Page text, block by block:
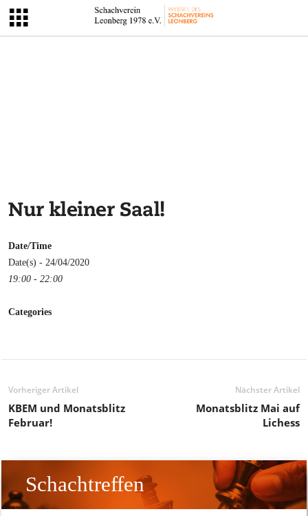
Nur kleiner Saal!
Date/Time
Date(s) - 24/04/2020
19:00 - 22:00
Categories
Vorheriger Artikel
KBEM und Monatsblitz
Februar!
Nächster Artikel
Monatsblitz Mai auf
Lichess
Schachtreffen